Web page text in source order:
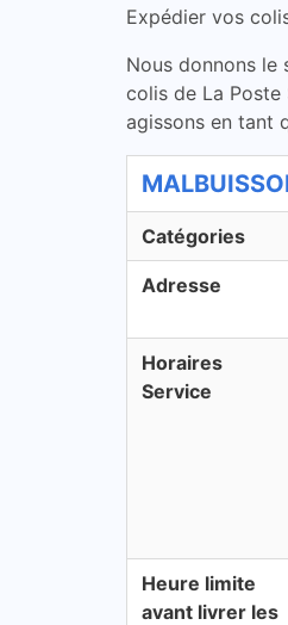
Expédier vos
Nous donnons
colis de La
agissons en tant
Catégories
Adresse
Horaires
Service
Heure limite
avant livrer les